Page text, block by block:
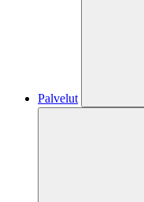
Palvelut